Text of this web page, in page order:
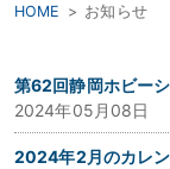
HOME お知らせ
第62回静岡ホビー
2024年05月08日
2024年2月のカレン